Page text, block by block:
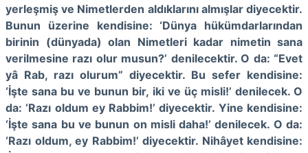
yerleşmiş ve Nimetlerden aldıklarını almışlar diyecektir.
Bunun üzerine kendisine: ‘Dünya hükümdarlarından
birinin (dünyada) olan Nimetleri kadar nimetin sana
verilmesine razı olur musun?’ denilecektir. O da: “Evet
yâ Rab, razı olurum” diyecektir. Bu sefer kendisine:
‘İşte sana bu ve bunun bir, iki ve üç misli!’ denilecek. O
da: ‘Razı oldum ey Rabbim!’ diyecektir. Yine kendisine:
‘İşte sana bu ve bunun on misli daha!’ denilecek. O da:
‘Razı oldum, ey Rabbim!’ diyecektir. Nihâyet kendisine: